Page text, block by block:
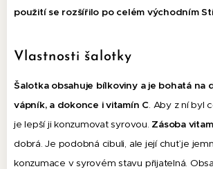
použití se rozšířilo po celém východním
Vlastnosti šalotky
Šalotka obsahuje bílkoviny a je bohatá na
vápník, a dokonce i vitamín C. Aby z ní byl
je lepší ji konzumovat syrovou. Zásoba
dobrá. Je podobná cibuli, ale její chuť je
konzumace v syrovém stavu přijatelná.